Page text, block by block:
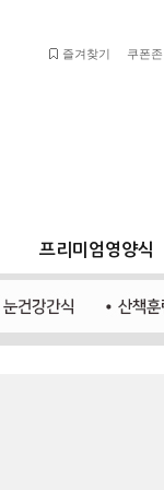
쿠폰존
즐겨찾기
프리미엄영양식